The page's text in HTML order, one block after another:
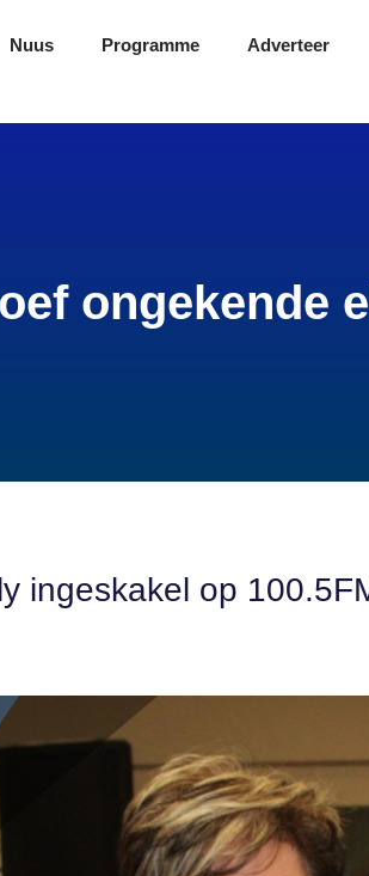
Nuus Programme Adverteer
ongekende
ingeskakel op